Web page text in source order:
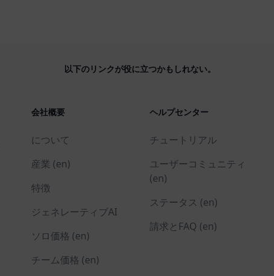
以下のリンクが役に立つかもしれない。
会社概要
について
産業 (en)
特徴
ジェネレーティブAI
ソロ価格 (en)
チーム価格 (en)
ヘルプセンター
チュートリアル
ユーザーコミュニティ
(en)
ステータス (en)
請求とFAQ (en)